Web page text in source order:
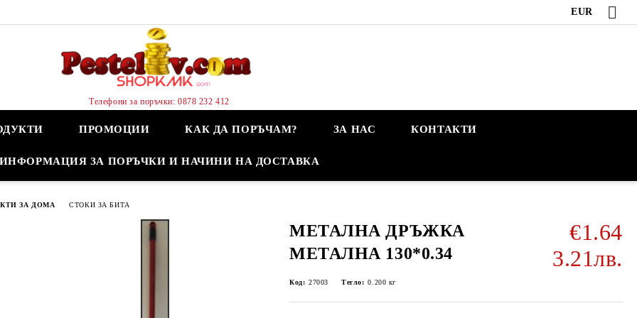
EUR
Телефони за поръчки: 0878 232 412
ПРОМОЦИИ КАК ДА ПОРЪЧАМ? ЗА НАС КОНТАКТИ
ИНФОРМАЦИЯ ЗА ПОРЪЧКИ И НАЧИНИ НА ДОСТАВКА
ЗА ДОМА СТОКИ ЗА БИТА
МЕТАЛНА ДРЪЖКА
МЕТАЛНА 130*0.34
€1.64
3.21лв.
Код: 27003 Тегло: 0.200 кг